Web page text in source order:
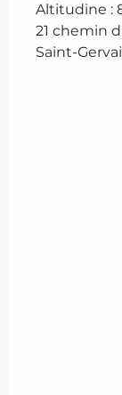
Altitudine :
21 chemin
Saint-